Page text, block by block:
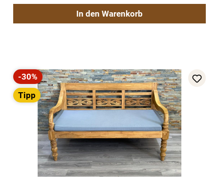
In den Warenkorb
Rabatt
-30%
Tipp